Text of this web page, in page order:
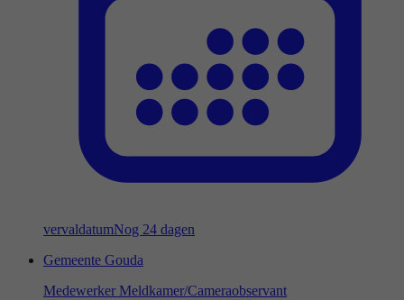
vervaldatumNog 24 dagen
Gemeente Gouda
Medewerker Meldkamer/Cameraobservant